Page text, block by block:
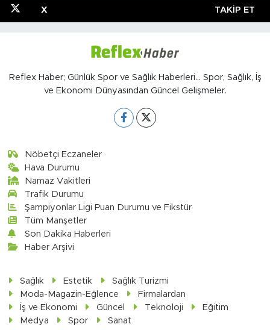
X TAKIP ET
Reflex Haber; Günlük Spor ve Sağlık Haberleri... Spor, Sağlık, İş
ve Ekonomi Dünyasından Güncel Gelişmeler.
Nöbetçi Eczaneler
Hava Durumu
Namaz Vakitleri
Trafik Durumu
Şampiyonlar Ligi Puan Durumu ve Fikstür
Tüm Manşetler
Son Dakika Haberleri
Haber Arşivi
Sağlık Estetik
Sağlık Turizmi
Moda-Magazin-Eğlence
Firmalardan
İş ve Ekonomi
Güncel Teknoloji
Eğitim
Medya
Spor Sanat